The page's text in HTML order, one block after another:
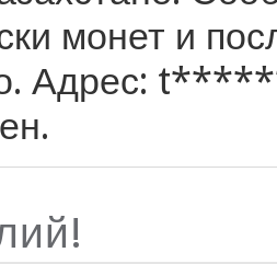
монет и
Адрес: